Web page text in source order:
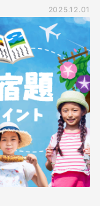
2025.12.01